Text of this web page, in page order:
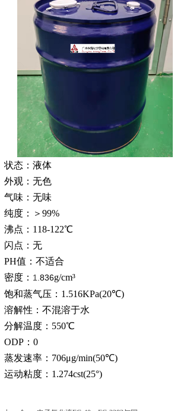
状态：液体
外观：无色
气味：无味
纯度：＞99%
沸点：118-122℃
闪点：无
PH值：不适合
密度： 1. 836g/cm³
饱和蒸气压：1.516KPa(20℃)
溶解性：不混溶于水
分解温度：550℃
ODP：0
蒸发速率：706μg/min(50℃)
运动粘度：1.274cst(25°)